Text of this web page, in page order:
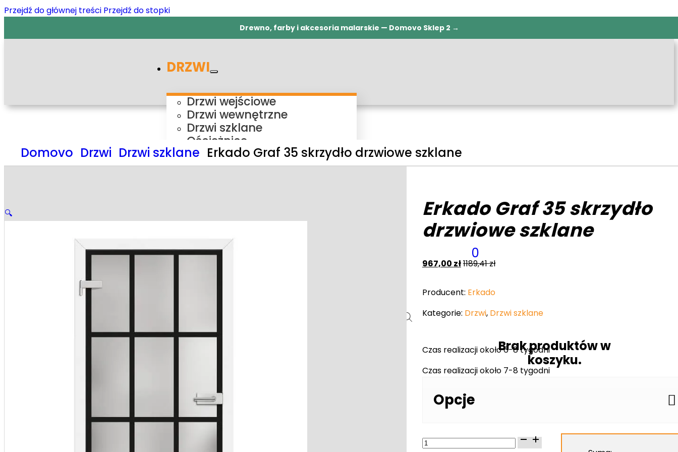
Przejdź do głównej treści Przejdź do stopki
Drewno, farby i akcesoria malarskie — Domovo Sklep 2 →
DRZWI
Drzwi wejściowe
Drzwi wewnętrzne
Drzwi szklane
Ościeżnice
Ościeżnice regulowane
OKUCIA
Akustyczne
Naturalne
Polimerowe
Listwy przypodłogowe
PVC
0
Brak produktów w
koszyku.
Domovo Drzwi Drzwi szklane Erkado Graf 35 skrzydło drzwiowe szklane
🔍
Erkado Graf 35 skrzydło
drzwiowe szklane
967,00 zł1189,41zł
Producent: Erkado
Kategorie: Drzwi, Drzwi szklane
Czas realizacji około 6-8 tygodni
Czas realizacji około 7-8 tygodni
Opcje
ilość